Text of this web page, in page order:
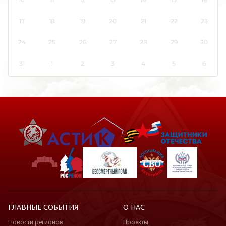
Краснодарский край
Курская область
Липецкая область
Луганская Народная Республика
Магаданская область
Марий Эл
Московская область
17 18 19 20 21 22 23
24 25 26 27 28 29 30
31 1 2 3 4 5 6
ГЛАВНЫЕ СОБЫТИЯ
Новости регионов
О НАС
Проекты